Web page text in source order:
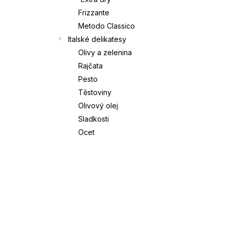
Frizzante
Metodo Classico
Italské delikatesy
Olivy a zelenina
Rajčata
Pesto
Těstoviny
Olivový olej
Sladkosti
Ocet
OLIVOVÝ OLEJ EXTRA VIRGIN |
SALVAGNO | 5L
2 290 Kč